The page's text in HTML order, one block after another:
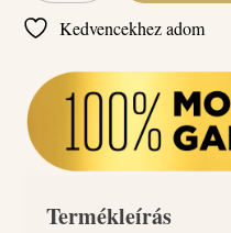
GINGER
gyógynövényes
sport
tusfürdő
200
ml
mennyiség
Kedvencekhez adom
Termékleírás